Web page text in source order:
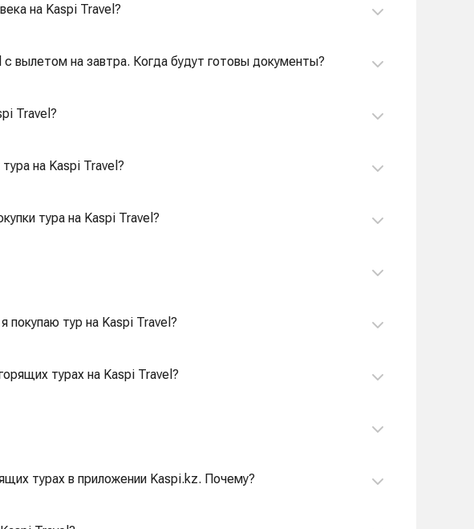
на Kaspi Travel?
с вылетом на завтра. Когда будут готовы документы?
Travel?
на Kaspi Travel?
тура на Kaspi Travel?
покупаю тур на Kaspi Travel?
турах на Kaspi Travel?
турах в приложении Kaspi.kz. Почему?